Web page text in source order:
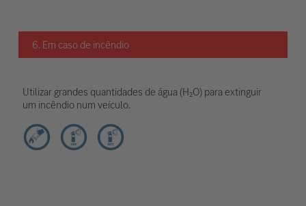
6. Em caso de incêndio
Utilizar grandes quantidades de água (H₂O) para extinguir
um incêndio num veículo.